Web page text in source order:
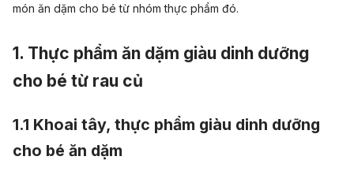
món ăn dặm cho bé từ nhóm thực phẩm đó.
1. Thực phẩm ăn dặm giàu dinh dưỡng
cho bé từ rau củ
1.1 Khoai tây, thực phẩm giàu dinh dưỡng
cho bé ăn dặm